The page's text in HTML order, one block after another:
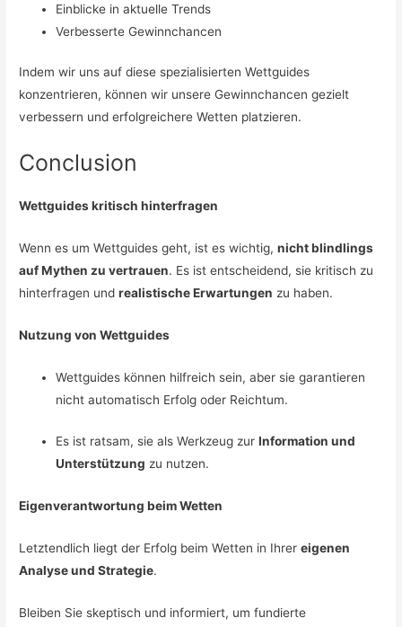
Einblicke in aktuelle Trends
Verbesserte Gewinnchancen
Indem wir uns auf diese spezialisierten Wettguides
konzentrieren, können wir unsere Gewinnchancen gezielt
verbessern und erfolgreichere Wetten platzieren.
Conclusion
Wettguides kritisch hinterfragen
Wenn es um Wettguides geht, ist es wichtig,nicht blindlings
auf Mythen zu vertrauen. Es ist entscheidend, sie kritisch zu
hinterfragen undrealistische Erwartungen zu haben.
Nutzung von Wettguides
Wettguides können hilfreich sein, aber sie garantieren
nicht automatisch Erfolg oder Reichtum.
Es ist ratsam, sie als Werkzeug zurInformation und
Unterstützung zu nutzen.
Eigenverantwortung beim Wetten
Letztendlich liegt der Erfolg beim Wetten in Ihrereigenen
Analyse und Strategie.
Bleiben Sie skeptisch und informiert, um fundierte